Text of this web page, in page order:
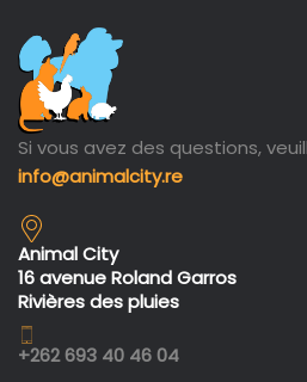
Si vous avez des questions,
info@animalcity.re
Animal City
16 avenue Roland Garros
Rivières des pluies
+262 693 40 46 04